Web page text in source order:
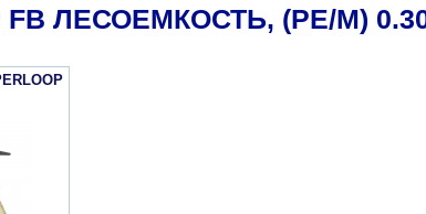
FB ЛЕСОЕМКОСТЬ, (РЕ/М)